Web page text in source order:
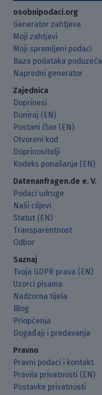
osobnipodaci.org
Generator zahtjeva
Moji zahtjevi
Moji spremljeni podaci
Baza podataka poduzeća
Napredni generator
Zajednica
Doprinesi
Doniraj (EN)
Postani član (EN)
Otvoreni kod
Doprinositelji
Kodeks ponašanja (EN)
Datenanfragen.de e. V.
Podaci udruge
Naši ciljevi
Statut (EN)
Transparentnost
Odbor
Saznaj
Tvoja GDPR prava (EN)
Uzorci pisama
Nadzorna tijela
Blog
Priopćenja
Događaji i predavanja
Pravno
Pravni podaci i kontakt
Pravila privatnosti (EN)
Postavke privatnosti